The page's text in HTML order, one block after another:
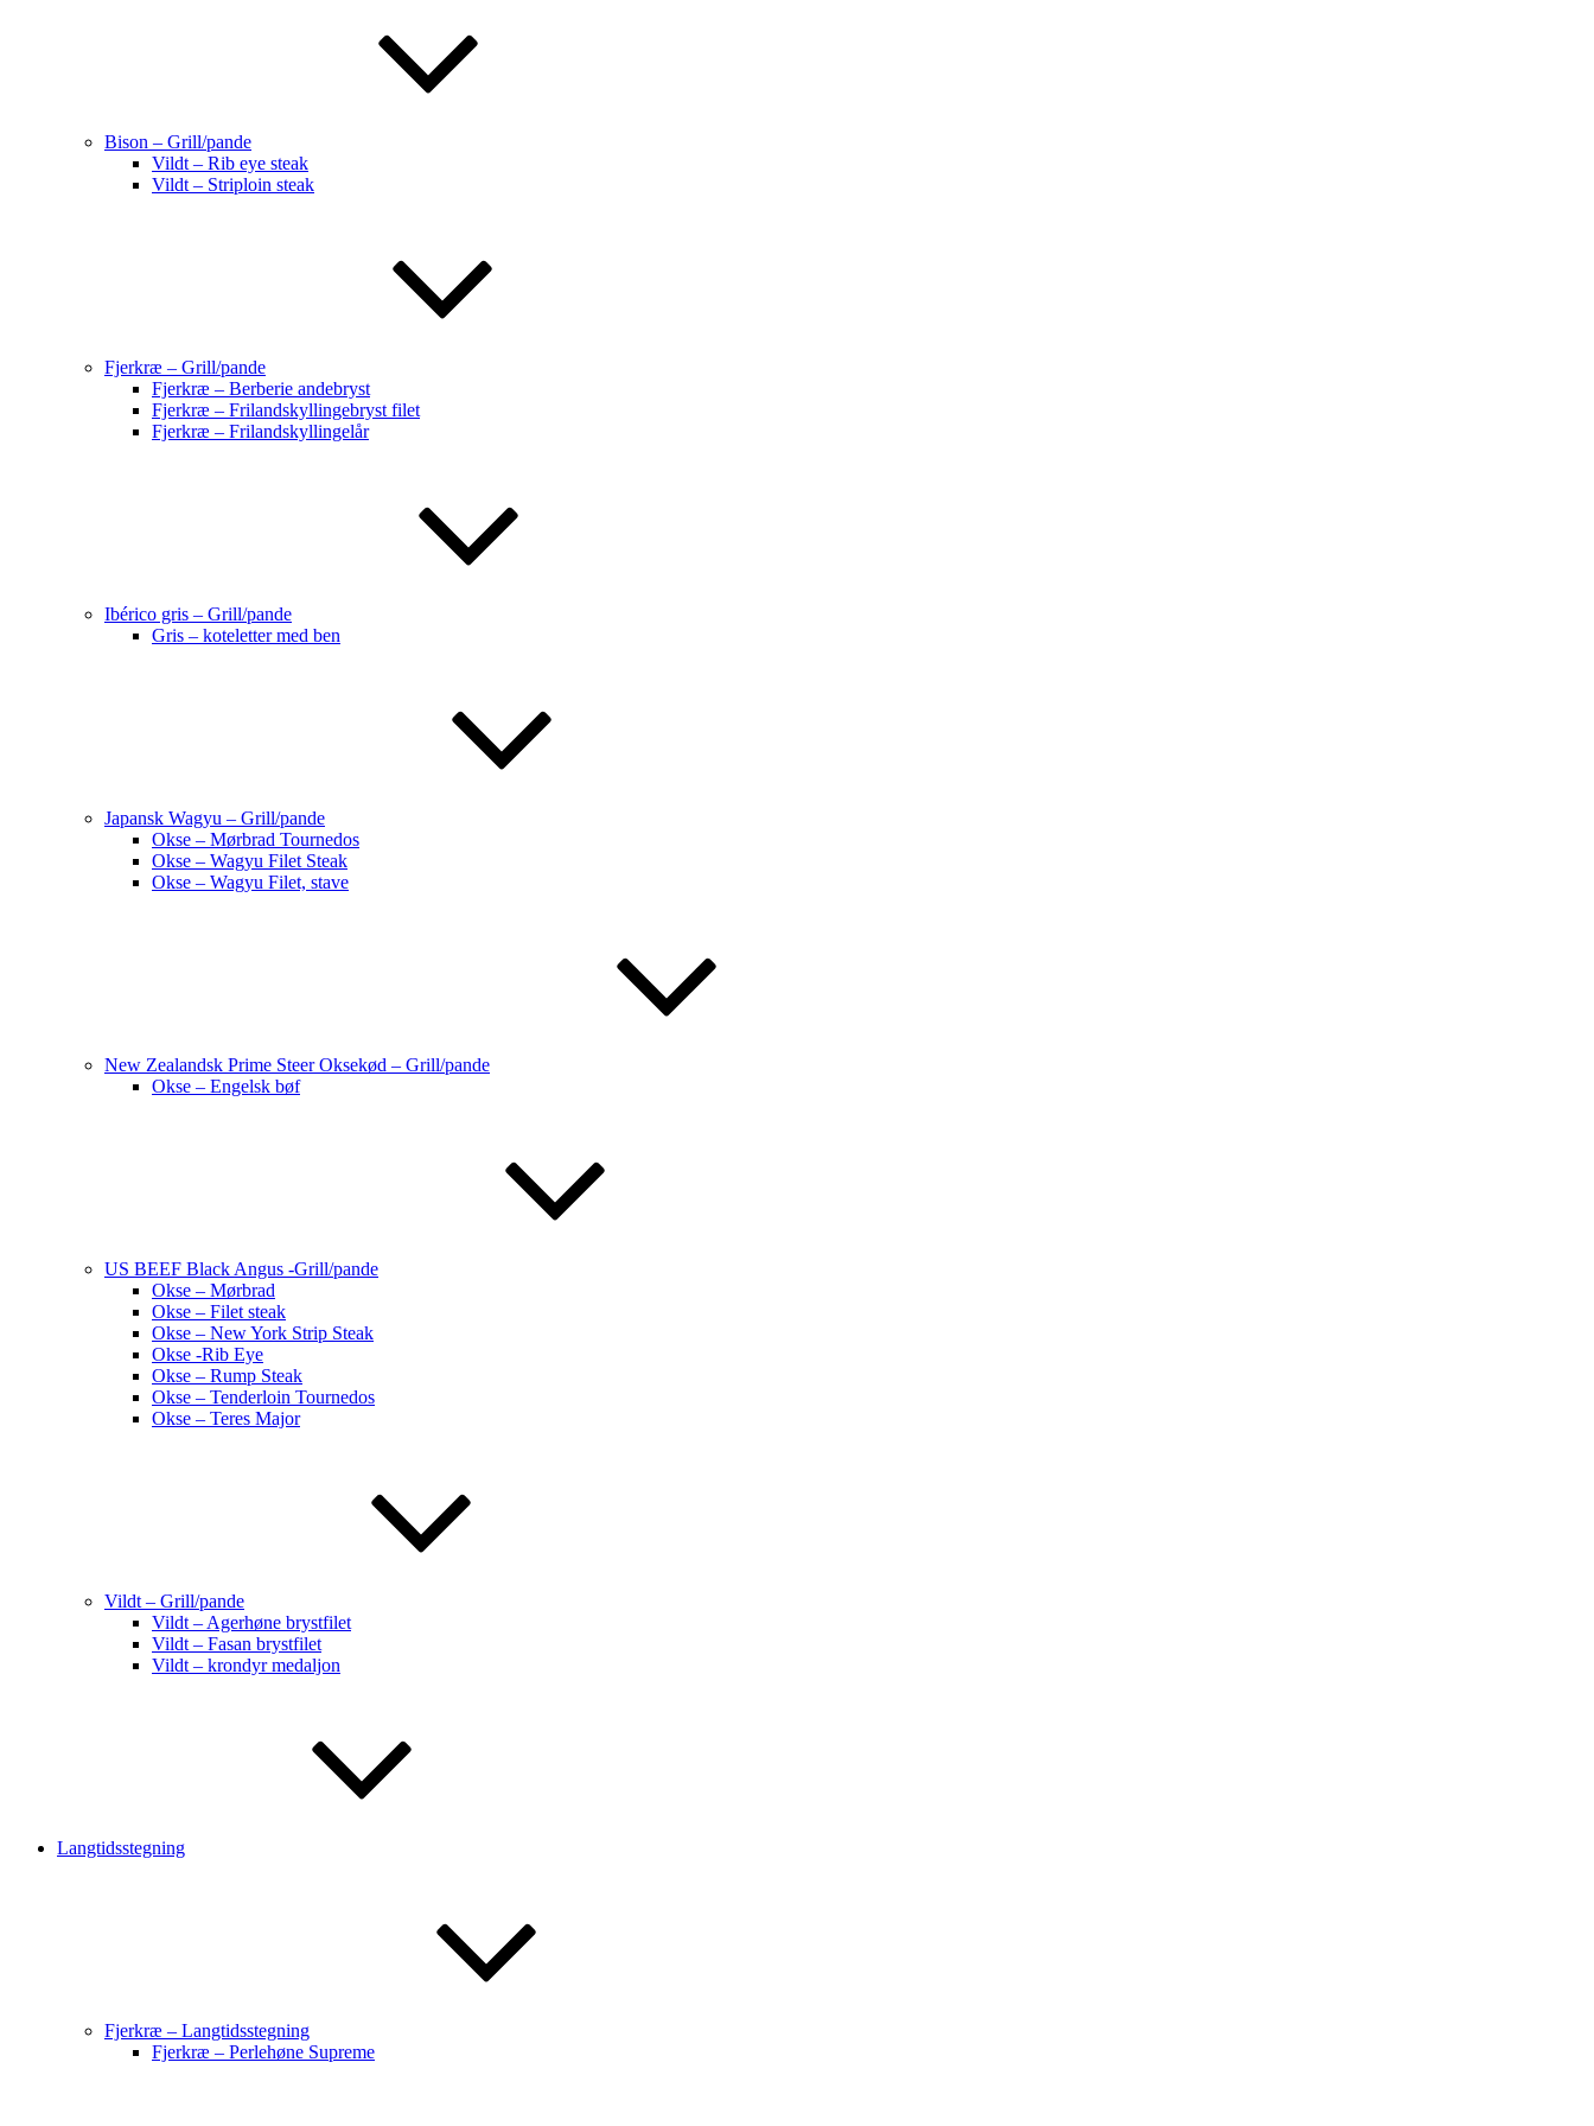
Bison – Grill/pande
Vildt – Rib eye steak
Vildt – Striploin steak
Fjerkræ – Grill/pande
Fjerkræ – Berberie andebryst
Fjerkræ – Frilandskyllingebryst filet
Fjerkræ – Frilandskyllingelår
Ibérico gris – Grill/pande
Gris – koteletter med ben
Japansk Wagyu – Grill/pande
Okse – Mørbrad Tournedos
Okse – Wagyu Filet Steak
Okse – Wagyu Filet, stave
New Zealandsk Prime Steer Oksekød – Grill/pande
Okse – Engelsk bøf
US BEEF Black Angus -Grill/pande
Okse – Mørbrad
Okse – Filet steak
Okse – New York Strip Steak
Okse -Rib Eye
Okse – Rump Steak
Okse – Tenderloin Tournedos
Okse – Teres Major
Vildt – Grill/pande
Vildt – Agerhøne brystfilet
Vildt – Fasan brystfilet
Vildt – krondyr medaljon
Langtidsstegning
Fjerkræ – Langtidsstegning
Fjerkræ – Perlehøne Supreme